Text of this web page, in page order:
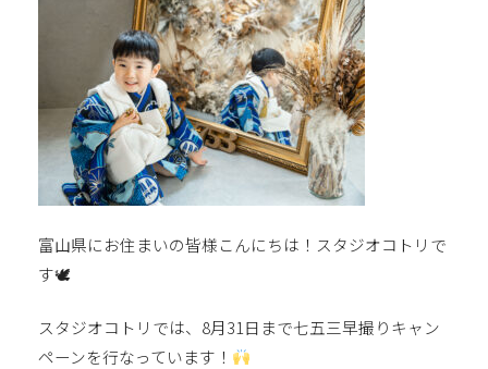
富山県にお住まいの皆様こんにちは！スタジオコトリで
す🕊
スタジオコトリでは、8月31日まで七五三早撮りキャン
ペーンを行なっています！